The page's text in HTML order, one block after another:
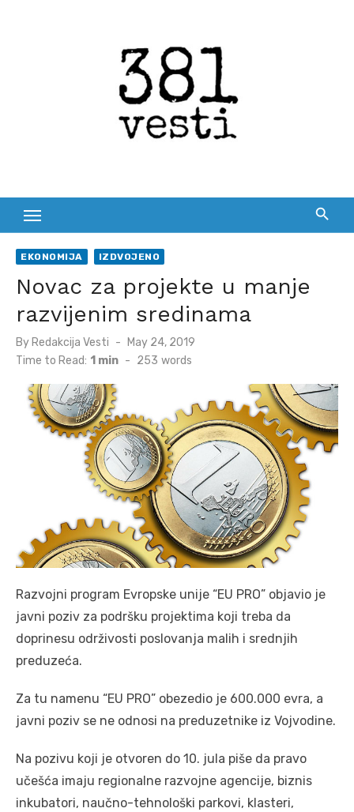
EKONOMIJA IZDVOJENO
Novac za projekte u manje
razvijenim sredinama
By Redakcija Vesti
Posted
on
May 24, 2019
Time to Read: 1 min - 253 words
Razvojni program Evropske unije “EU PRO” objavio je
javni poziv za podršku projektima koji treba da
doprinesu održivosti poslovanja malih i srednjih
preduzeća.
Za tu namenu “EU PRO” obezedio je 600.000 evra, a
javni poziv se ne odnosi na preduzetnike iz Vojvodine.
Na pozivu koji je otvoren do 10. jula piše da pravo
učešća imaju regionalne razvojne agencije, biznis
inkubatori, naučno-tehnološki parkovi, klasteri,